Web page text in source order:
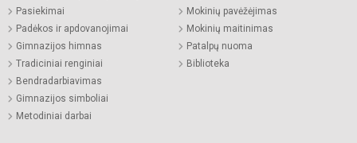
Pasiekimai
Padėkos ir apdovanojimai
Gimnazijos himnas
Tradiciniai renginiai
Bendradarbiavimas
Gimnazijos simboliai
Metodiniai darbai
Mokinių pavėžėjimas
Mokinių maitinimas
Patalpų nuoma
Biblioteka